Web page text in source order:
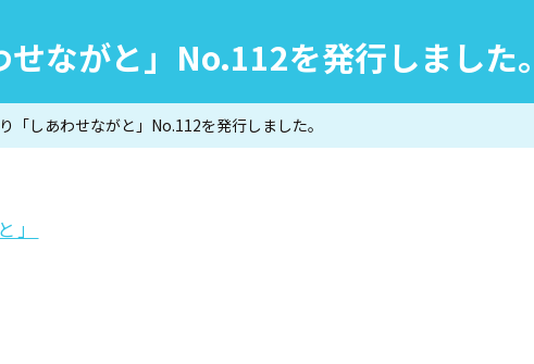
ながと」No.112を発行しました。
「しあわせながと」No.112を発行しました。